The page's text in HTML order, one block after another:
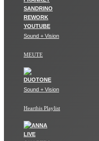
Sound + Vision
MEUTE
Sound + Vision
Hearthis Playlist